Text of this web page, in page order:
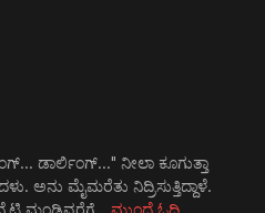
ಡಾರ್ಲಿಂಗ್..." ನೀಲಾ ಕೂಗುತ್ತಾ
ಅನು ಮೈಮರೆತು ನಿದ್ರಿಸುತ್ತಿದ್ದಾಳೆ.
ಮಂಡಿವರೆಗೆ… ಮುಂದೆ ಓದಿ…